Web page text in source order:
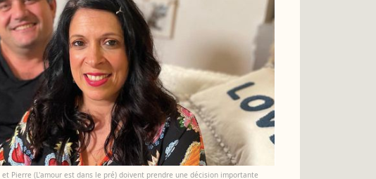
Pierre (L'amour est dans le pré) doivent prendre une décision importante